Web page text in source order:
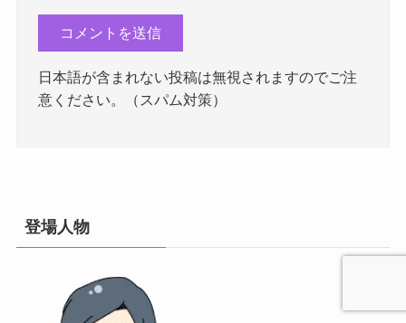
日本語が含まれない投稿は無視されますのでご注
意ください。（スパム対策）
登場人物